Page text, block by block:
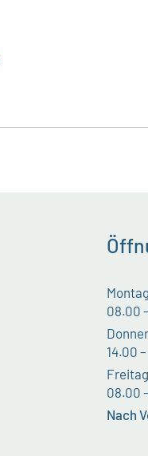
08.00
14.00
08.00
Nach